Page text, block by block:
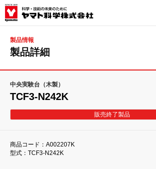
製品情報
製品詳細
中央実験台（木製）
TCF3-N242K
販売終了製品
商品コード：A002207K
型式：TCF3-N242K